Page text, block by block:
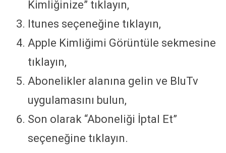
Kimliğinize” tıklayın,
Itunes seçeneğine tıklayın,
Apple Kimliğimi Görüntüle sekmesine
tıklayın,
Abonelikler alanına gelin ve BluTv
uygulamasını bulun,
Son olarak “Aboneliği İptal Et”
seçeneğine tıklayın.